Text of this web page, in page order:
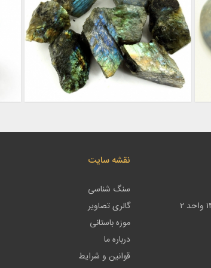
نقشه سایت
سنگ شناسی
گالری تصاویر
موزه باستانی
درباره ما
قوانین و شرایط